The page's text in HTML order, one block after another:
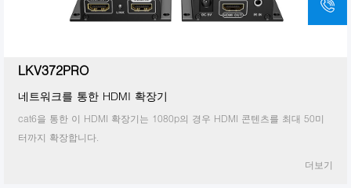
LKV372PRO
네트워크를 통한 HDMI 확장기
cat6을 통한 이 HDMI 확장기는 1080p의 경우 HDMI 콘텐츠를 최대 50미
터까지 확장합니다.
더보기